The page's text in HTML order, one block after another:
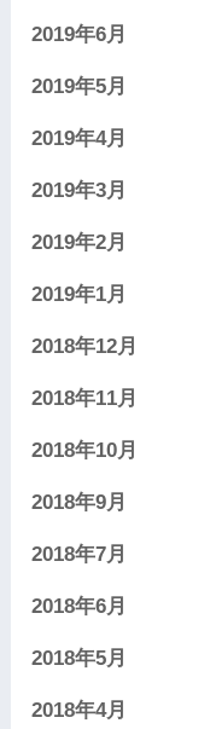
2019年6月
2019年5月
2019年4月
2019年3月
2019年2月
2019年1月
2018年12月
2018年11月
2018年10月
2018年9月
2018年7月
2018年6月
2018年5月
2018年4月